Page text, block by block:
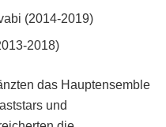
(2014-2019)
2018)
das Hauptensemble
und